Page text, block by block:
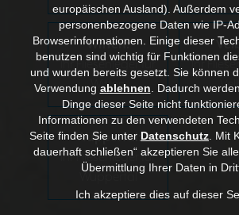
Witten:
Ihr Fliesenleger für
Witten
Ihr
Wuppertal:
Ihr Fliesenleger für
europäischen Ausland). Außerdem
personenbezogene Daten wie IP-
Browserinformationen. Einige dieser
benutzen sind wichtig für Funktionen
und wurden bereits gesetzt. Sie können
Verwendung ablehnen
Dadurch
Dinge dieser Seite nicht
Informationen zu den verwendeten
Seite finden Sie unter Datenschutz . Mit
dauerhaft schließen“ akzeptieren Sie
Übermittlung Ihrer Daten in
Ich akzeptiere dies auf dieser